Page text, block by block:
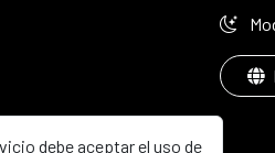
debe aceptar el uso de